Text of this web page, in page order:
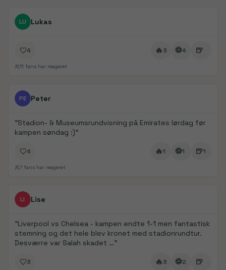
FanDays bidrag
LU Lukas
4 🔥3 ⚽4 🍺
11 fans har reageret
FanDays bidrag
PE Peter
"Stadion- & Museumsrundvisning på Emirates lørdag før
kampen søndag :)"
4 🔥1 ⚽1 🍺1
7 fans har reageret
FanDays bidrag
LI Lise
"Liverpool vs Chelsea - kampen endte 1-1 men fantastisk
stemning og det hele blev kronet med stadionrundtur.
Desværre var Salah skadet …"
3 🔥3 ⚽2 🍺